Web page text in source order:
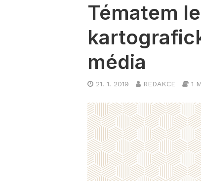
Tématem
média
21. 1. 2019 REDAKCE 1